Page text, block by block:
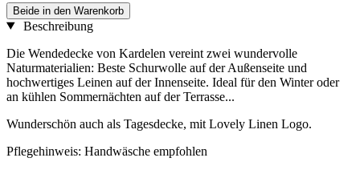
Beide in den Warenkorb
Beschreibung
Die Wendedecke von Kardelen vereint zwei wundervolle
Naturmaterialien: Beste Schurwolle auf der Außenseite und
hochwertiges Leinen auf der Innenseite. Ideal für den Winter oder
an kühlen Sommernächten auf der Terrasse...
Wunderschön auch als Tagesdecke, mit Lovely Linen Logo.
Pflegehinweis: Handwäsche empfohlen